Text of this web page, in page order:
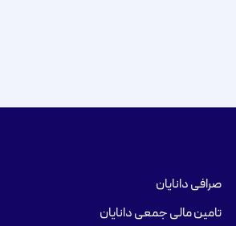
صرافی دانایان
تامین مالی جمعی دانایان